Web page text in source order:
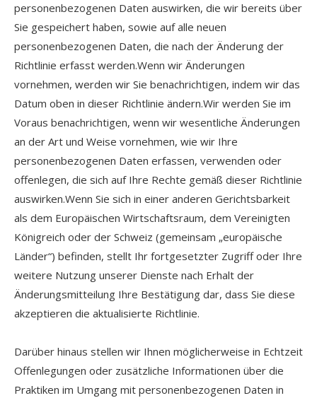
personenbezogenen Daten auswirken, die wir bereits über
Sie gespeichert haben, sowie auf alle neuen
personenbezogenen Daten, die nach der Änderung der
Richtlinie erfasst werden.Wenn wir Änderungen
vornehmen, werden wir Sie benachrichtigen, indem wir das
Datum oben in dieser Richtlinie ändern.Wir werden Sie im
Voraus benachrichtigen, wenn wir wesentliche Änderungen
an der Art und Weise vornehmen, wie wir Ihre
personenbezogenen Daten erfassen, verwenden oder
offenlegen, die sich auf Ihre Rechte gemäß dieser Richtlinie
auswirken.Wenn Sie sich in einer anderen Gerichtsbarkeit
als dem Europäischen Wirtschaftsraum, dem Vereinigten
Königreich oder der Schweiz (gemeinsam „europäische
Länder“) befinden, stellt Ihr fortgesetzter Zugriff oder Ihre
weitere Nutzung unserer Dienste nach Erhalt der
Änderungsmitteilung Ihre Bestätigung dar, dass Sie diese
akzeptieren die aktualisierte Richtlinie.
Darüber hinaus stellen wir Ihnen möglicherweise in Echtzeit
Offenlegungen oder zusätzliche Informationen über die
Praktiken im Umgang mit personenbezogenen Daten in